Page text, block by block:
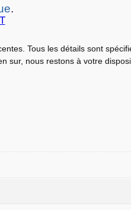
.
Tous les détails sont
sur, nous restons à votre